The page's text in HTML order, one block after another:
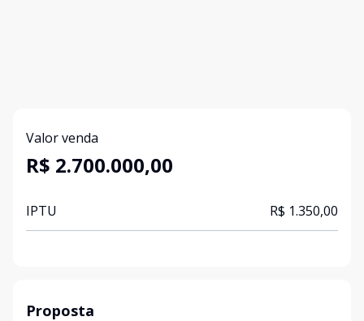
Valor venda
R$ 2.700.000,00
IPTU R$ 1.350,00
Proposta